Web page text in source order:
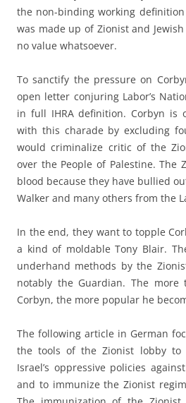
the non-binding working
was made up of Zionist and
no value whatsoever.
To sanctify the pressure on
open letter conjuring Labor’s
in full IHRA definition. Corbyn is
with this charade by excluding
would criminalize critic of the
over the People of Palestine. The
blood because they have bullied
Walker and many others from the
In the end, they want to topple
a kind of moldable Tony Blair.
underhand methods by the
notably the Guardian. The more
Corbyn, the more popular he
The following article in German
the tools of the Zionist lobby to
Israel’s oppressive policies
and to immunize the Zionist